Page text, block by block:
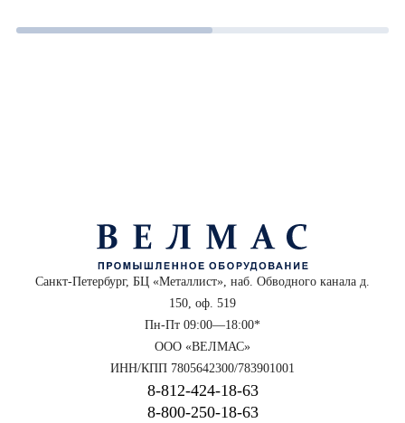
Санкт-Петербург, БЦ «Металлист», наб. Обводного канала д.
150, оф. 519
Пн-Пт 09:00—18:00*
ООО «ВЕЛМАС»
ИНН/КПП 7805642300/783901001
8‑812‑424‑18‑63
8‑800‑250‑18‑63